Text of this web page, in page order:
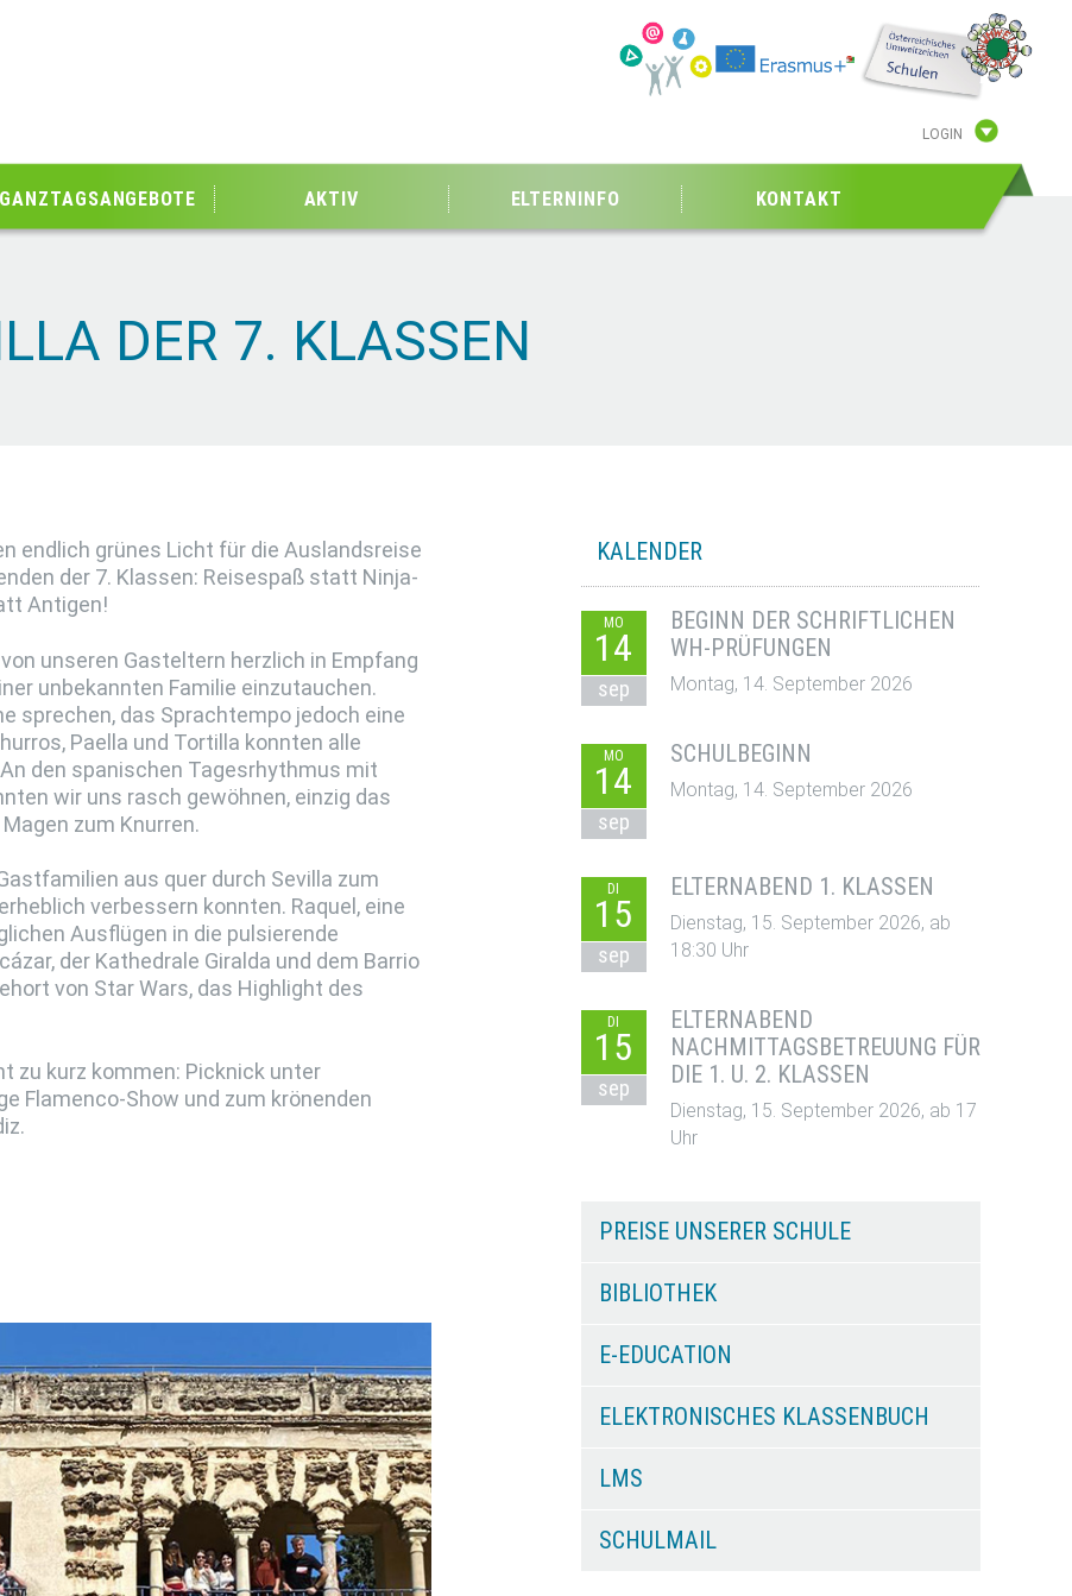
LOGIN
GANZTAGSANGEBOTE AKTIV ELTERNINFO KONTAKT
DER 7. KLASSEN
endlich grünes Licht für die Auslandsreise
der 7. Klassen: Reisespaß statt Ninja-
Antigen!
unseren Gasteltern herzlich in Empfang
unbekannten Familie einzutauchen.
sprechen, das Sprachtempo jedoch eine
Paella und Tortilla konnten alle
den spanischen Tagesrhythmus mit
wir uns rasch gewöhnen, einzig das
zum Knurren.
aus quer durch Sevilla zum
verbessern konnten. Raquel, eine
Ausflügen in die pulsierende
der Kathedrale Giralda und dem Barrio
von Star Wars, das Highlight des
zu kurz kommen: Picknick unter
Flamenco-Show und zum krönenden
KALENDER
MO
14
sep
BEGINN DER SCHRIFTLICHEN
WH-PRÜFUNGEN
Montag, 14. September 2026
MO
14
sep
SCHULBEGINN
Montag, 14. September 2026
DI
15
sep
ELTERNABEND 1. KLASSEN
Dienstag, 15. September 2026, ab
18:30 Uhr
DI
15
sep
ELTERNABEND
NACHMITTAGSBETREUUNG FÜR
DIE 1. U. 2. KLASSEN
Dienstag, 15. September 2026, ab 17
Uhr
PREISE UNSERER SCHULE
BIBLIOTHEK
E-EDUCATION
ELEKTRONISCHES KLASSENBUCH
LMS
SCHULMAIL